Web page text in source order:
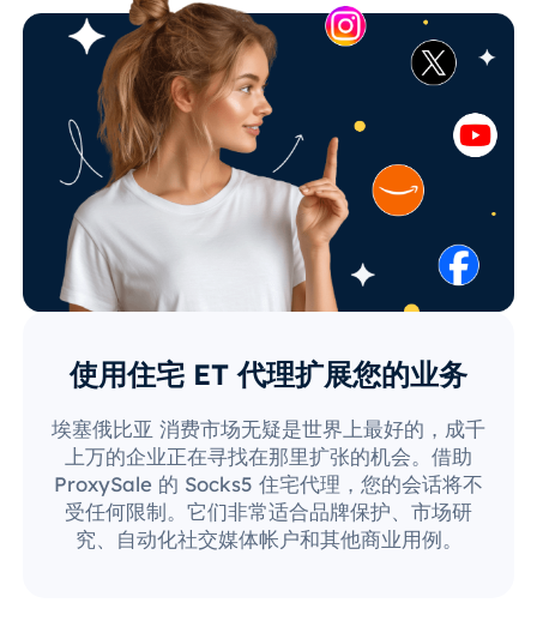
使用住宅 ET 代理扩展您的业务
埃塞俄比亚 消费市场无疑是世界上最好的，成千
上万的企业正在寻找在那里扩张的机会。借助
ProxySale 的 Socks5 住宅代理，您的会话将不
受任何限制。它们非常适合品牌保护、市场研
究、自动化社交媒体帐户和其他商业用例。